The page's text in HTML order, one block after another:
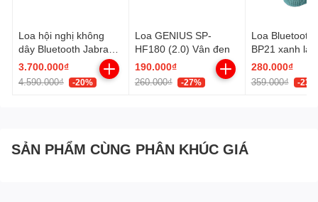
Loa hội nghị không
dây Bluetooth Jabra
SPEAK 510 UC
3.700.000₫
4.590.000₫ -20%
Loa GENIUS SP-
HF180 (2.0) Vân đen
190.000₫
260.000₫ -27%
Loa Bluetooth
BP21 xanh lá
280.000₫
359.000₫ -23%
SẢN PHẨM CÙNG PHÂN KHÚC GIÁ